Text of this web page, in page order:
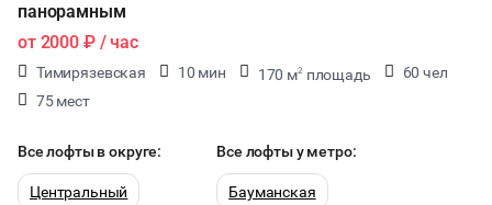
панорамным
от 2000 ₽/ час
Тимирязевская 10 мин 170 м2 площадь
60 чел
75 мест
Все лофты в округе:
Центральный
Все лофты у метро:
Бауманская